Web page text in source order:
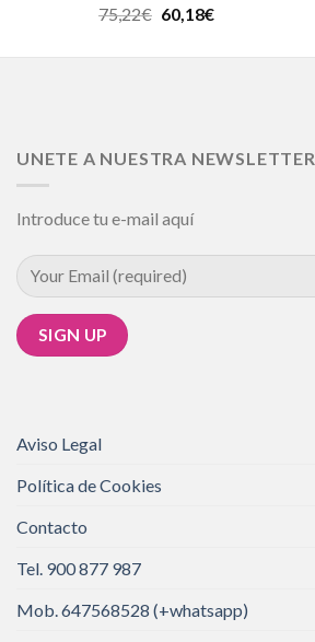
Valorado en
5.00
75,22€ 60,18€
UNETE A NUESTRA NEWSLETTER
Introduce tu e-mail aquí
Aviso Legal
Política de Cookies
Contacto
Tel. 900 877 987
Mob. 647568528 (+whatsapp)